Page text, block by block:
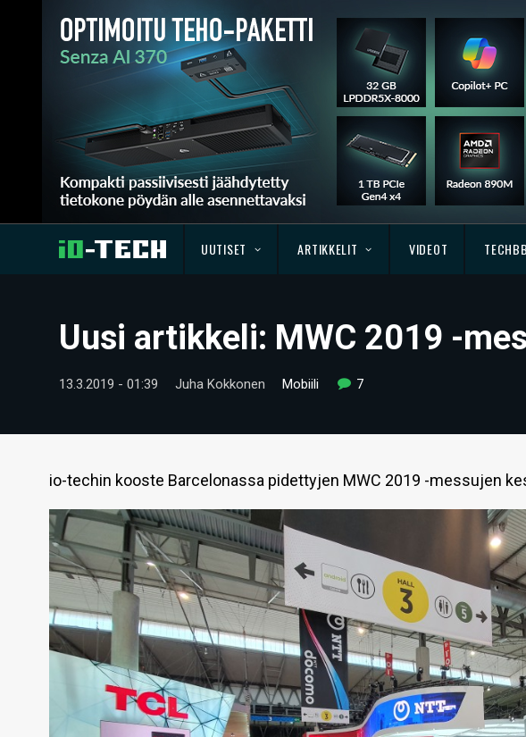
UUTISET ARTIKKELIT VIDEOT
Uusi artikkeli: MWC 2019 -
13.3.2019 - 01:39 Juha Kokkonen Mobiili 7
io-techin kooste Barcelonassa pidettyjen MWC 2019 -messujen